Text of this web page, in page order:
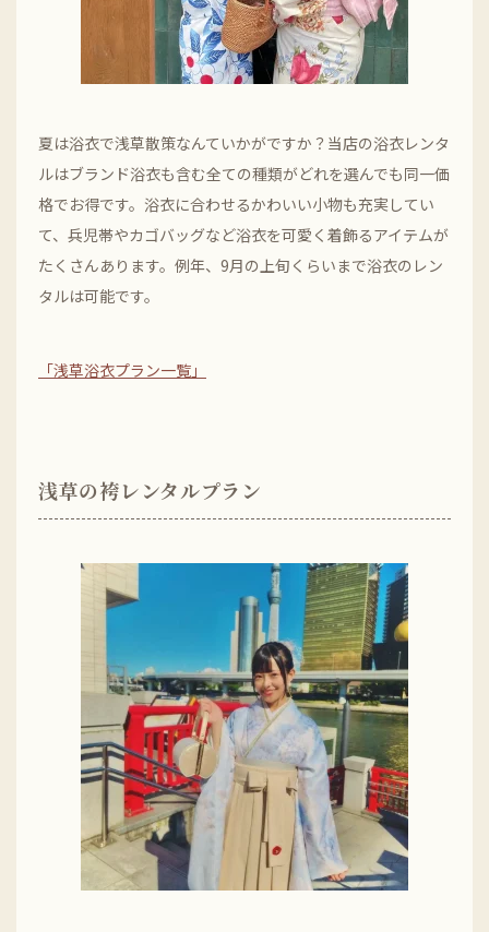
夏は浴衣で浅草散策なんていかがですか？当店の浴衣レンタ
ルはブランド浴衣も含む全ての種類がどれを選んでも同一価
格でお得です。浴衣に合わせるかわいい小物も充実してい
て、兵児帯やカゴバッグなど浴衣を可愛く着飾るアイテムが
たくさんあります。例年、9月の上旬くらいまで浴衣のレン
タルは可能です。
「浅草浴衣プラン一覧」
浅草の袴レンタルプラン